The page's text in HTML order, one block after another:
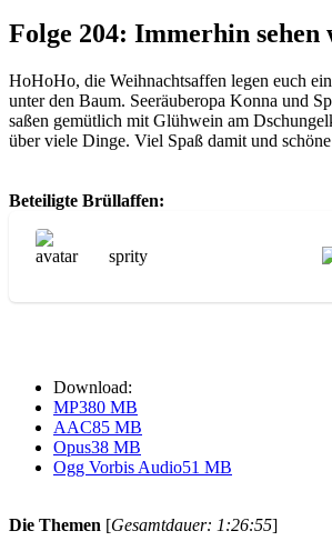
Folge 204: Immerhin sehen
HoHoHo, die Weihnachtsaffen legen euch
unter den Baum. Seeräuberopa Konna und
saßen gemütlich mit Glühwein am
über viele Dinge. Viel Spaß damit und
Beteiligte Brüllaffen:
sprity
Download:
MP380 MB
AAC85 MB
Opus38 MB
Ogg Vorbis Audio51 MB
Die Themen [Gesamtdauer: 1:26:55]